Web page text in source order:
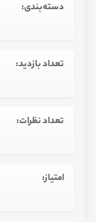
دسته‌بندی:
تعداد بازدید:
تعداد نظرات:
امتیاز: